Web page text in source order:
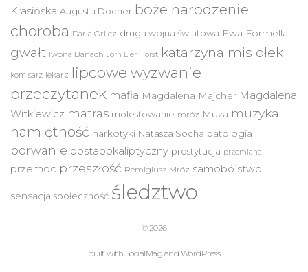
Krasińska Augusta Docher boże narodzenie
choroba Daria Orlicz druga wojna światowa Ewa Formella
gwałt Iwona Banach Jorn Lier Horst katarzyna misiołek
komisarz lekarz lipcowe wyzwanie
przeczytanek mafia Magdalena Majcher Magdalena
Witkiewicz matras molestowanie mróz Muza muzyka
namiętność narkotyki Natasza Socha patologia
porwanie postapokaliptyczny prostytucja przemiana
przemoc przeszłość Remigiusz Mróz samobójstwo
sensacja społeczność śledztwo
© 2026
built with SocialMag and WordPress